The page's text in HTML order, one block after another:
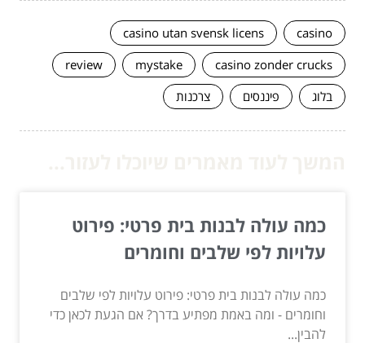
casino
casino utan svensk licens
casino zonder crucks
mystake
review
בלוג
פיננסים צרכנות
כמה עולה לבנות בית פרטי: פירוט
עלויות לפי שלבים וחומרים
כמה עולה לבנות בית פרטי: פירוט עלויות לפי שלבים
וחומרים - ומה באמת מפתיע בדרך? אם הגעת לכאן כדי
להבין...